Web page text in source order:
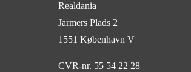
Realdania
Jarmers Plads 2
1551 København V
CVR-nr. 55 54 22 28